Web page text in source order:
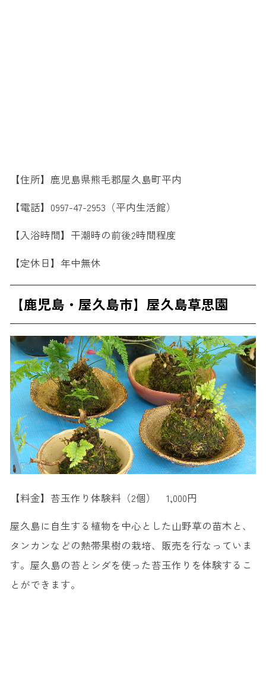
【住所】鹿児島県熊毛郡屋久島町平内
【電話】0997-47-2953（平内生活館）
【入浴時間】干潮時の前後2時間程度
【定休日】年中無休
【鹿児島・屋久島市】屋久島草思園
【料金】苔玉作り体験料（2個） 1,000円
屋久島に自生する植物を中心とした山野草の苗木と、
タンカンなどの熱帯果樹の栽培、販売を行なっていま
す。屋久島の苔とシダを使った苔玉作りを体験するこ
とができます。